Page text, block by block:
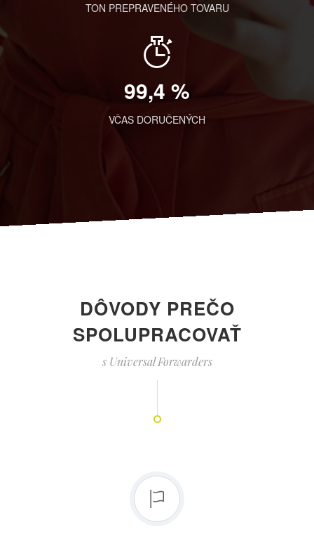
TON PREPRAVENÉHO TOVARU
99,4 %
VČAS DORUČENÝCH
DÔVODY PREČO
SPOLUPRACOVAŤ
s Universal Forwarders